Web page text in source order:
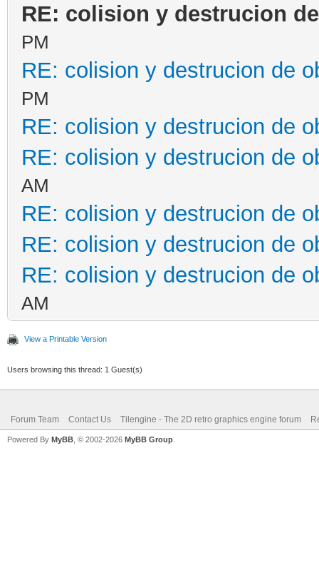
RE: colision y destrucion
PM
RE: colision y destrucion de
PM
RE: colision y destrucion de
RE: colision y destrucion de
AM
RE: colision y destrucion de
RE: colision y destrucion de
RE: colision y destrucion de
AM
View a Printable Version
Users browsing this thread: 1 Guest(s)
Forum Team Contact Us Tilengine - The 2D retro graphics engine forum
Powered By MyBB , © 2002-2026 MyBB Group